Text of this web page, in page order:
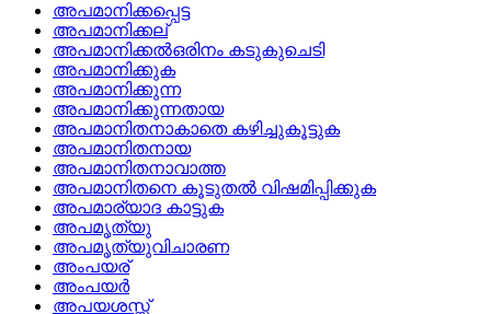
അപമാനിക്കപ്പെട്ട
അപമാനിക്കല്
അപമാനിക്കല്‍ഒരിനം കടുകുചെടി
അപമാനിക്കുക
അപമാനിക്കുന്ന
അപമാനിക്കുന്നതായ
അപമാനിതനാകാതെ കഴിച്ചുകൂട്ടുക
അപമാനിതനായ
അപമാനിതനാവാത്ത
അപമാനിതനെ കൂടുതല്‍ വിഷമിപ്പിക്കുക
അപമാര്യാദ കാട്ടുക
അപമൃത്യു
അപമൃത്യുവിചാരണ
അംപയര്
അംപയര്‍
അപയശസ്സ്